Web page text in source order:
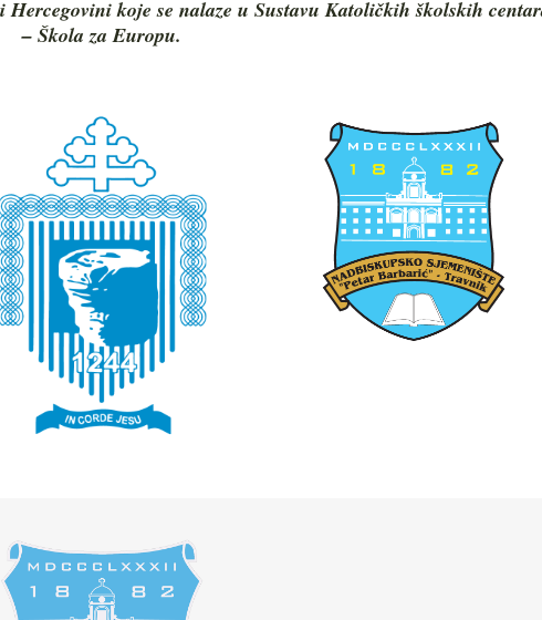
koje se nalaze u Sustavu Katoličkih školskih
– Škola za Europu.